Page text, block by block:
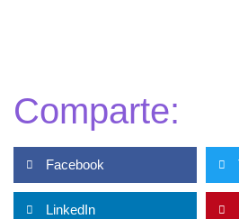
Comparte:
Facebook
LinkedIn